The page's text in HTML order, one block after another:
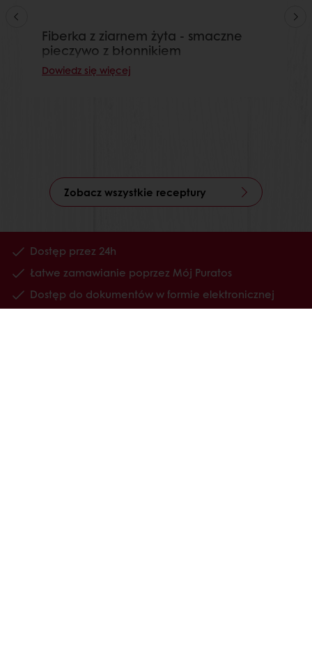
Fiberka z ziarnem żyta - smaczne
pieczywo z błonnikiem
Dowiedz się więcej
Zobacz wszystkie receptury
Dostęp przez 24h
Łatwe zamawianie poprzez Mój Puratos
Dostęp do dokumentów w formie elektronicznej